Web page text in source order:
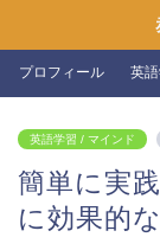
プロフィール 英
英語学習 / マインド
簡単に実
に効果的